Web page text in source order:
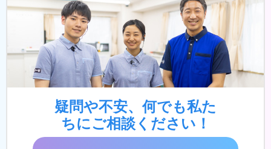
疑問や不安、何でも私た
ちにご相談ください！